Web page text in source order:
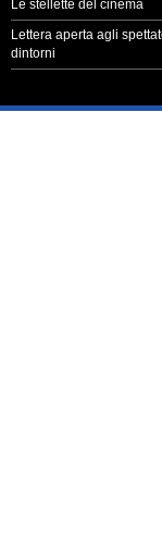
Le stellette del cinema
Lettera aperta agli
dintorni